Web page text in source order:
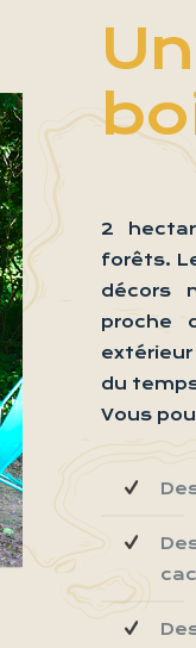
2
forêts.
décors
proche
du
Vous